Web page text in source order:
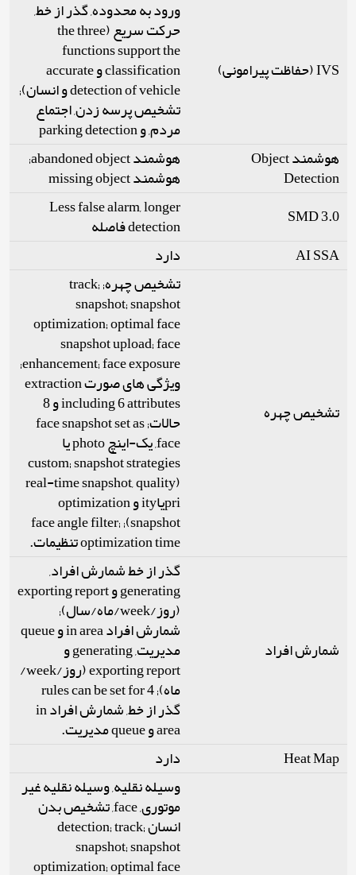
IVS (حفاظت پیرامونی)
ورود به محدوده, گذر از خط,
حرکت سریع (the three
functions support the
classification و accurate
detection of vehicle و انسان);
تشخیص پرسه زدن, اجتماع
مردم, و parking detection
هوشمند Object
Detection
هوشمند abandoned object;
هوشمند missing object
SMD 3.0
Less false alarm, longer
detection فاصله
AI SSA
دارد
تشخیص چهره
تشخیص چهره; track;
snapshot; snapshot
optimization; optimal face
snapshot upload; face
enhancement; face exposure;
ویژگی های صورت extraction
including 6 attributes و 8
حالات; face snapshot set as
face, یک-اینچ photo یا
custom; snapshot strategies
(real-time snapshot, quality
priیاity و optimization
snapshot); face angle filter;
optimization time تنظیمات.
شمارش افراد
گذر از خط شمارش افراد,
generating و exporting report
(روز/week/ماه/سال);
شمارش افراد in area و queue
مدیریت, generating و
exporting report (روز/week/
ماه); 4 rules can be set for
گذر از خط, شمارش افراد in
area و queue مدیریت.
Heat Map
دارد
وسیله نقلیه, وسیله نقلیه غیر
موتوری, face, تشخیص بدن
انسان detection; track;
snapshot; snapshot
optimization; optimal face